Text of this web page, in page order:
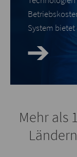
System
Mehr als